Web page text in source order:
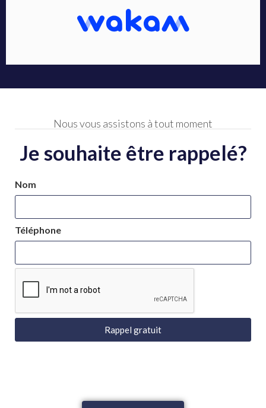
Nous vous assistons à tout moment
Je souhaite être rappelé?
Nom
Téléphone
Rappel gratuit